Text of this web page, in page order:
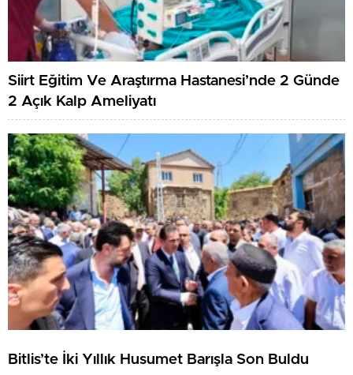
Siirt Eğitim Ve Araştırma Hastanesi’nde 2 Günde
2 Açık Kalp Ameliyatı
Bitlis’te İki Yıllık Husumet Barışla Son Buldu